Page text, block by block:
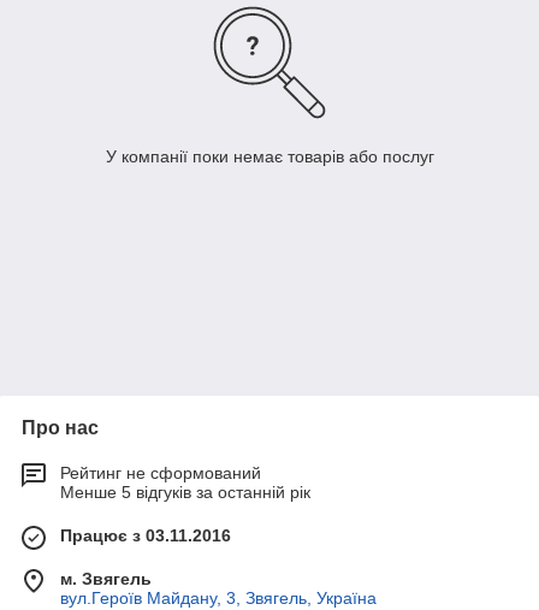
У компанії поки немає товарів або послуг
Про нас
Рейтинг не сформований
Менше 5 відгуків за останній рік
Працює з 03.11.2016
м. Звягель
вул.Героїв Майдану, 3, Звягель, Україна